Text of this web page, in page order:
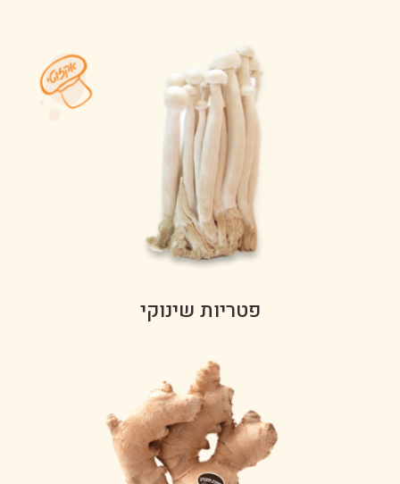
פטריות שינוקי